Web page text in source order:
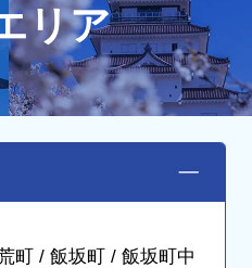
リア
町 / 飯坂町 / 飯坂町中